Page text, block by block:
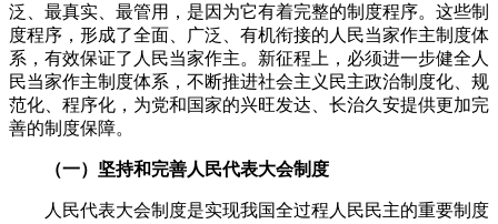
泛、最真实、最管用，是因为它有着完整的制度程序。这些制
度程序，形成了全面、广泛、有机衔接的人民当家作主制度体
系，有效保证了人民当家作主。新征程上，必须进一步健全人
民当家作主制度体系，不断推进社会主义民主政治制度化、规
范化、程序化，为党和国家的兴旺发达、长治久安提供更加完
善的制度保障。
（一）坚持和完善人民代表大会制度
人民代表大会制度是实现我国全过程人民民主的重要制度